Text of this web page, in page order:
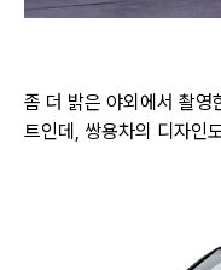
좀 더 밝은 야외에서 촬영
트인데, 쌍용차의 디자인